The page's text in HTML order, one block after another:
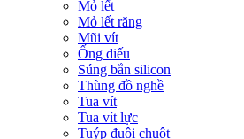
Mỏ lết
Mỏ lết răng
Mũi vít
Ống điếu
Súng bắn silicon
Thùng đồ nghề
Tua vít
Tua vít lực
Tuýp đuôi chuột